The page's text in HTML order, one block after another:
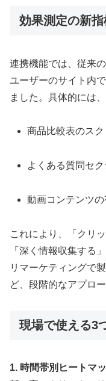
効果測定の新
連携機能では、従来
ユーザーのサイト内
ました。具体的には
商品比較表のス
よくある質問セ
動画コンテンツの
これにより、「クリ
「深く情報収集する
リマーケティングで
ど、段階的なアプロ
現場で使える3
1. 時間帯別ヒートマ